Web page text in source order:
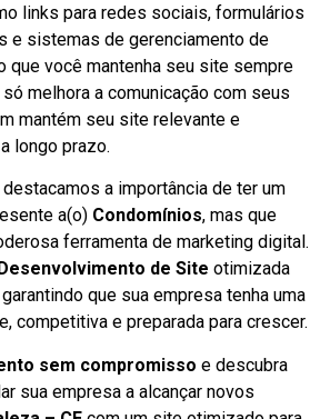
links para redes sociais, formulários
e sistemas de gerenciamento de
que você mantenha seu site sempre
melhora a comunicação com seus
mantém seu site relevante e
longo prazo.
destacamos a importância de ter um
a(o) Condomínios, mas que
ferramenta de marketing digital.
Desenvolvimento de Site otimizada
que sua empresa tenha uma
competitiva e preparada para crescer.
sem compromisso e descubra
sua empresa a alcançar novos